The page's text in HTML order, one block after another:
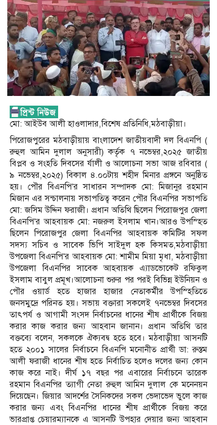
মো: আইউব আলী হাওলাদার,বিশেষ প্রতিনিধি,মঠবাড়ীয়া।
পিরোজপুরের মঠবাড়ীয়ায় বাংলাদেশ জাতীয়বাদী দল বিএনপি (
রুহুল আমিন দুলাল অনুসারী) কর্তৃক ৭ নভেম্বর,২০২৫ জাতীয়
বিপ্লব ও সংহতি দিবসের র্যালী ও আলোচনা সভা আজ রবিবার (
৯ নভেম্বর,২০২৫) বিকাল ৪.০০টায় শহীদ মিনার প্রঙ্গনে অনুষ্ঠিত
হয়। পৌর বিএনপি’র সাধারন সম্পাদক মো: মিজানুর রহমান
মিজান এর সন্চালনায় সভাপতিত্ব করেন পৌর বিএনপির সভাপতি
মো: জসিম উদ্দিন ফরাজী। প্রধান অতিথি ছিলেন পিরোজপুর জেলা
বিএনপি’র আহবায়ক মো: নজরুল ইসলাম খান।আরও উপস্হিত
ছিলেন পিরোজপুর জেলা বিএনপির আহবায়ক কমিটির সফল
সদস্য সচিব ও সাবেক ভিপি সাইদুল হক কিসমত,মঠবাড়ীয়া
উপজেলা বিএনপি’র আহবায়ক মো: শামীম মিয়া মৃধা, মঠবাড়ীয়া
উপজেলা বিএনপির সাবেক আহবায়ক এ্যাডভোকেট রফিকুল
ইসলাম বাবুল প্রমূখ।আলোচনা শুরুর পর পরই বিভিন্ন ইউনিয়ন ও
পৌর ওয়ার্ড হতে হাজার হাজার নেতাকর্মীর উপস্হিতিতে
জনসমুদ্রে পরিনত হয়। সভায় বক্তারা সকলেই ৭নভেম্বর দিবসের
তাৎপর্য ও আগামী সংসদ নির্বাচনের ধানের শীষ প্রার্থীকে বিজয়
করার কাজ করার জন্য আহবান জানান। প্রধান অতিথি তার
বক্তব্যে বলেন, সকলকে ঐক্যবদ্ব হতে হবে। মঠবাড়ীয়া আসনটি
হতে ২০০১ সালের নির্বাচনে বিএনপি মনোনীত প্রার্থী ডা: রুস্তম
আলী ফরাজী ধানের শীষ হতে নির্বাচিত হলেও দলের জন্য কোন
কাজ করে নাই। দীর্ঘ ১৭ বছর পর এবারের নির্বাচনে তারেক
রহমান বিএনপির ত্যাগী নেতা রুহুল আমিন দুলাল কে মনেনয়ন
দিয়েছেন। জিয়ার আদর্শের সৈনিকদের সকল ভেদাভেদ ভুলে কাজ
করার জন্য এবং বিএনপির ধানের শীষ প্রার্থীকে বিজয় করে
ভারপ্রাপ্ত চেয়ারম্যানকে এ আসনটি উপহার দেয়ার জন্য আহবান